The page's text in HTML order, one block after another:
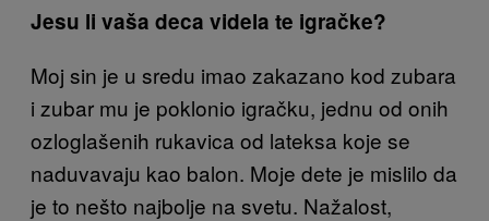
Jesu li vaša deca videla te igračke?
Moj sin je u sredu imao zakazano kod zubara
i zubar mu je poklonio igračku, jednu od onih
ozloglašenih rukavica od lateksa koje se
naduvavaju kao balon. Moje dete je mislilo da
je to nešto najbolje na svetu. Nažalost,